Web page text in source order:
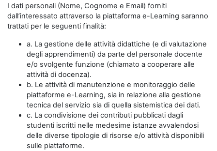
I dati personali (Nome, Cognome e Email) forniti
dall’interessato attraverso la piattaforma e-Learning saranno
trattati per le seguenti finalità:
a. La gestione delle attività didattiche (e di valutazione
degli apprendimenti) da parte del personale docente
e/o svolgente funzione (chiamato a cooperare alle
attività di docenza).
b. Le attività di manutenzione e monitoraggio delle
piattaforme e-Learning, sia in relazione alla gestione
tecnica del servizio sia di quella sistemistica dei dati.
c. La condivisione dei contributi pubblicati dagli
studenti iscritti nelle medesime istanze avvalendosi
delle diverse tipologie di risorse e/o attività disponibili
sulle piattaforme.